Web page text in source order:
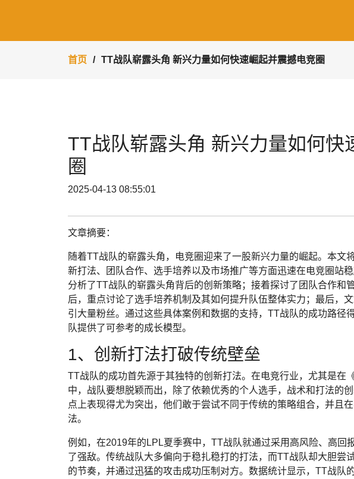
首页 TT战队崭露头角 新兴力量如何快速崛起并震撼电竞圈
TT战队崭露头角 新兴力量如何快
圈
2025-04-13 08:55:01
文章摘要：
随着TT战队的崭露头角，电竞圈迎来了一股新兴力量的崛起。本文
新打法、团队合作、选手培养以及市场推广等方面迅速在电竞圈站
分析了TT战队的崭露头角背后的创新策略；接着探讨了团队合作和
后，重点讨论了选手培养机制及其如何提升队伍整体实力；最后，
引大量粉丝。通过这些具体案例和数据的支持，TT战队的成功路径
队提供了可参考的成长模型。
1、创新打法打破传统壁垒
TT战队的成功首先源于其独特的创新打法。在电竞行业，尤其是在
中，战队要想脱颖而出，除了依赖优秀的个人选手，战术和打法的
点上表现得尤为突出，他们敢于尝试不同于传统的策略组合，并且
法。
例如，在2019年的LPL夏季赛中，TT战队就通过采用高风险、高回
了强敌。传统战队大多偏向于稳扎稳打的打法，而TT战队却大胆尝
的节奏，并通过迅猛的攻击成功压制对方。数据统计显示，TT战队